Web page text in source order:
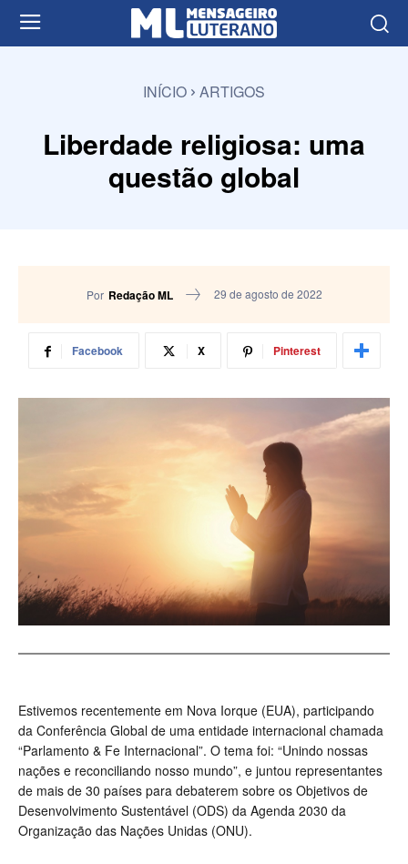
INÍCIO ARTIGOS
Liberdade religiosa: uma
questão global
Por Redação ML 29 de agosto de 2022
Facebook X Pinterest
Estivemos recentemente em Nova Iorque (EUA), participando
da Conferência Global de uma entidade internacional chamada
“Parlamento & Fe Internacional”. O tema foi: “Unindo nossas
nações e reconciliando nosso mundo”, e juntou representantes
de mais de 30 países para debaterem sobre os Objetivos de
Desenvolvimento Sustentável (ODS) da Agenda 2030 da
Organização das Nações Unidas (ONU).